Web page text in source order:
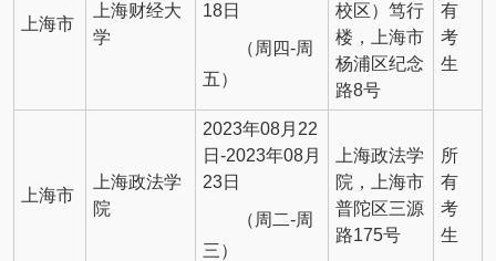
上海市
上海财经大
学
18日
（周四-周
五）
校区）笃行
楼，上海市
杨浦区纪念
路8号
有
考
生
上海市
上海政法学
院
2023年08月22
日-2023年08月
23日
（周二-周
三）
上海政法学
院，上海市
普陀区三源
路175号
所
有
考
生